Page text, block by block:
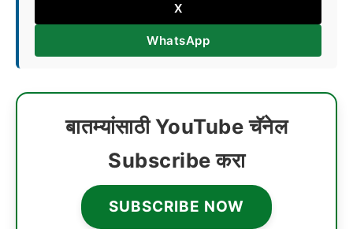
X
WhatsApp
बातम्यांसाठी YouTube चॅनेल
Subscribe करा
SUBSCRIBE NOW